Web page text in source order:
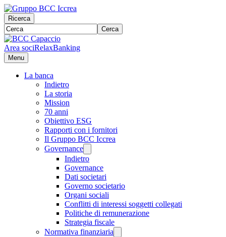
Ricerca
Cerca
Area sociRelaxBanking
Menu
La banca
Indietro
La storia
Mission
70 anni
Obiettivo ESG
Rapporti con i fornitori
Il Gruppo BCC Iccrea
Governance
Indietro
Governance
Dati societari
Governo societario
Organi sociali
Conflitti di interessi soggetti collegati
Politiche di remunerazione
Strategia fiscale
Normativa finanziaria